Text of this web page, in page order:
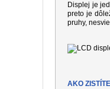
Displej je
preto je
pruhy,
AKO